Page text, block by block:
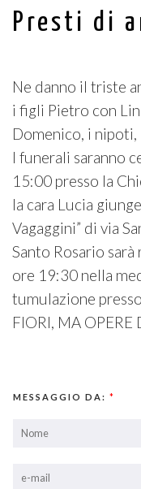
Presti di
Ne danno il triste
i figli Pietro con
Domenico, i
I funerali saranno
15:00 presso la
la cara Lucia
Vagaggini” di via
Santo Rosario
ore 19:30 nella
tumulazione
FIORI, MA OPERE
MESSAGGIO DA: *